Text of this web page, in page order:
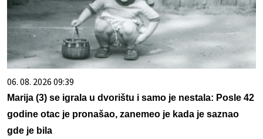
06. 08. 2026 09:39
Marija (3) se igrala u dvorištu i samo je nestala: Posle 42
godine otac je pronašao, zanemeo je kada je saznao
gde je bila